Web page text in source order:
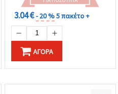
3.04 €- 20 %5 πακέτο +
ΑΓΟΡΆ